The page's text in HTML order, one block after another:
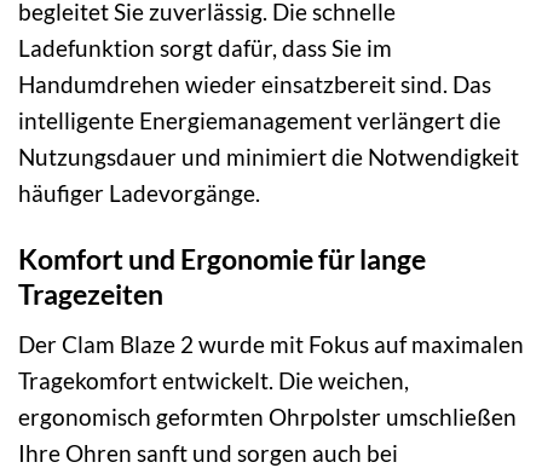
begleitet Sie zuverlässig. Die schnelle
Ladefunktion sorgt dafür, dass Sie im
Handumdrehen wieder einsatzbereit sind. Das
intelligente Energiemanagement verlängert die
Nutzungsdauer und minimiert die Notwendigkeit
häufiger Ladevorgänge.
Komfort und Ergonomie für lange
Tragezeiten
Der Clam Blaze 2 wurde mit Fokus auf maximalen
Tragekomfort entwickelt. Die weichen,
ergonomisch geformten Ohrpolster umschließen
Ihre Ohren sanft und sorgen auch bei